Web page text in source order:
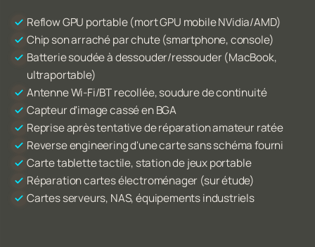
Reflow GPU portable (mort GPU mobile NVidia/AMD)
Chip son arraché par chute (smartphone, console)
Batterie soudée à dessouder/ressouder (MacBook,
ultraportable)
Antenne Wi-Fi/BT recollée, soudure de continuité
Capteur d'image cassé en BGA
Reprise après tentative de réparation amateur ratée
Reverse engineering d'une carte sans schéma fourni
Carte tablette tactile, station de jeux portable
Réparation cartes électroménager (sur étude)
Cartes serveurs, NAS, équipements industriels